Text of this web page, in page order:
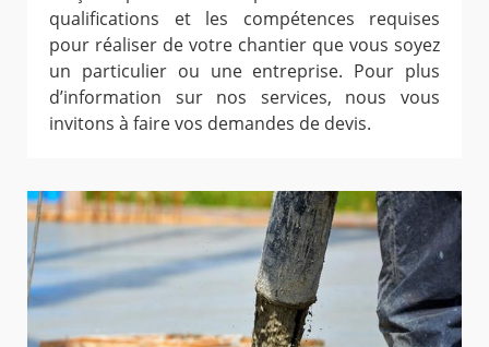
qualifications et les compétences requises
pour réaliser de votre chantier que vous soyez
un particulier ou une entreprise. Pour plus
d’information sur nos services, nous vous
invitons à faire vos demandes de devis.